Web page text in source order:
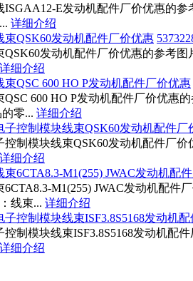
ISGAA12-E发动机配件厂价优惠的
详细介绍
QSK60发动机配件厂价优惠的参考
详细介绍
QSC 600 HO P发动机配件厂价优惠
零... 详细介绍
控制模块线束QSK60发动机配件厂
详细介绍
6CTA8.3-M1(255) JWAC发动机配件
线束... 详细介绍
控制模块线束ISF3.8S5168发动机配
详细介绍